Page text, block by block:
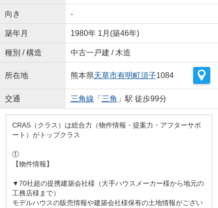
向き -
築年月 1980年 1月(築46年)
種別 / 構造 中古一戸建 / 木造
所在地 熊本県天草市有明町須子1084
交通 三角線 「 三角 」駅 徒歩99分
CRAS（クラス）は総合力（物件情報・提案力・アフターサポ
ート）がトップクラス
①
【物件情報】
▼70社超の提携建築会社様（大手ハウスメーカー様から地元の
工務店様まで）
モデルハウスの販売情報や建築会社様保有の土地情報がござい